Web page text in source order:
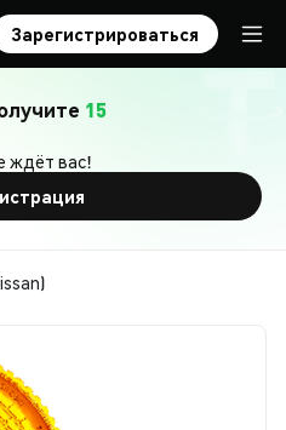
Зарегистрироваться
15
ждёт вас!